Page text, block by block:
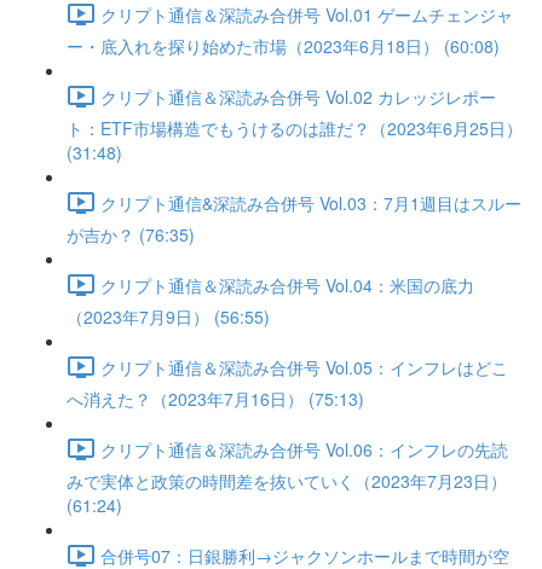
クリプト通信＆深読み合併号 Vol.01 ゲームチェンジャ
ー・底入れを探り始めた市場（2023年6月18日） (60:08)
クリプト通信＆深読み合併号 Vol.02 カレッジレポー
ト：ETF市場構造でもうけるのは誰だ？（2023年6月25日）
(31:48)
クリプト通信&深読み合併号 Vol.03：7月1週目はスルー
が吉か？ (76:35)
クリプト通信＆深読み合併号 Vol.04：米国の底力
（2023年7月9日） (56:55)
クリプト通信＆深読み合併号 Vol.05：インフレはどこ
へ消えた？（2023年7月16日） (75:13)
クリプト通信＆深読み合併号 Vol.06：インフレの先読
みで実体と政策の時間差を抜いていく（2023年7月23日）
(61:24)
合併号07：日銀勝利→ジャクソンホールまで時間が空